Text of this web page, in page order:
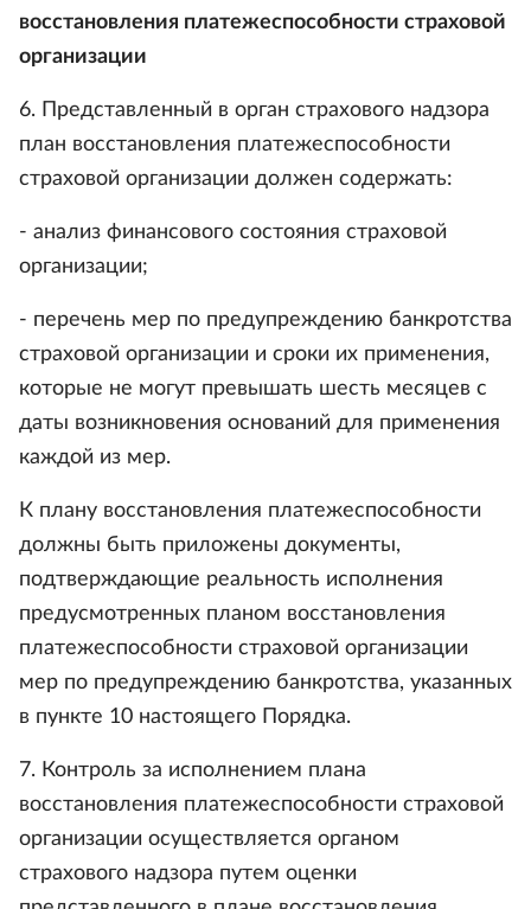
восстановления платежеспособности страховой
организации
6. Представленный в орган страхового надзора
план восстановления платежеспособности
страховой организации должен содержать:
- анализ финансового состояния страховой
организации;
- перечень мер по предупреждению банкротства
страховой организации и сроки их применения,
которые не могут превышать шесть месяцев с
даты возникновения оснований для применения
каждой из мер.
К плану восстановления платежеспособности
должны быть приложены документы,
подтверждающие реальность исполнения
предусмотренных планом восстановления
платежеспособности страховой организации
мер по предупреждению банкротства, указанных
в пункте 10 настоящего Порядка.
7. Контроль за исполнением плана
восстановления платежеспособности страховой
организации осуществляется органом
страхового надзора путем оценки